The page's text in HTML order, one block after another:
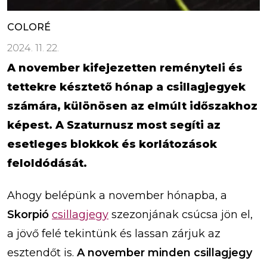
COLORÉ
2024. 11. 22.
A november kifejezetten reményteli és
tettekre késztető hónap a csillagjegyek
számára, különösen az elmúlt időszakhoz
képest. A Szaturnusz most segíti az
esetleges blokkok és korlátozások
feloldódását.
Ahogy belépünk a november hónapba, a
Skorpió csillagjegy szezonjának csúcsa jön el,
a jövő felé tekintünk és lassan zárjuk az
esztendőt is. A november minden csillagjegy